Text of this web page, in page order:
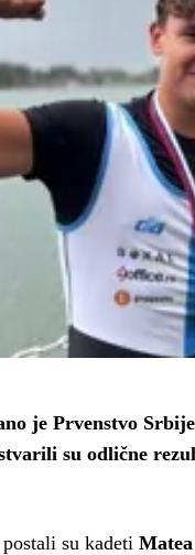
je Prvenstvo
su odlične
su kadeti